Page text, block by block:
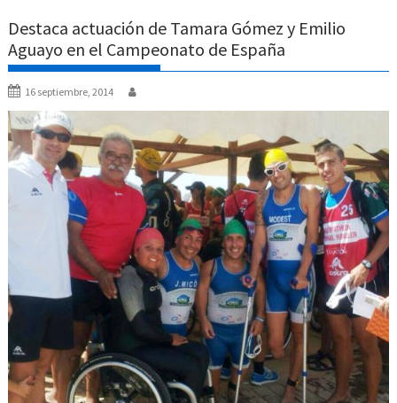
Destaca actuación de Tamara Gómez y Emilio
Aguayo en el Campeonato de España
16 septiembre, 2014